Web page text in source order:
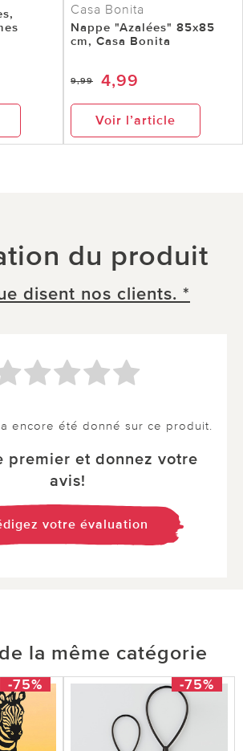
Casa Bonita
Nappe "Azalées" 85x85
cm, Casa Bonita
9,99 4,99
Voir l’article
du produit
disent nos clients. *
encore été donné sur ce produit.
premier et donnez votre
avis!
votre évaluation
la même catégorie
-75% -75%